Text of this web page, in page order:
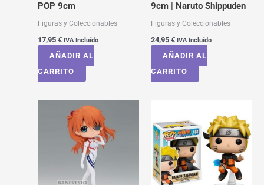
POP 9cm
Figuras y Coleccionables
17,95 € IVA Incluído
AÑADIR AL
CARRITO
9cm | Naruto Shippuden
Figuras y Coleccionables
24,95 € IVA Incluído
AÑADIR AL
CARRITO